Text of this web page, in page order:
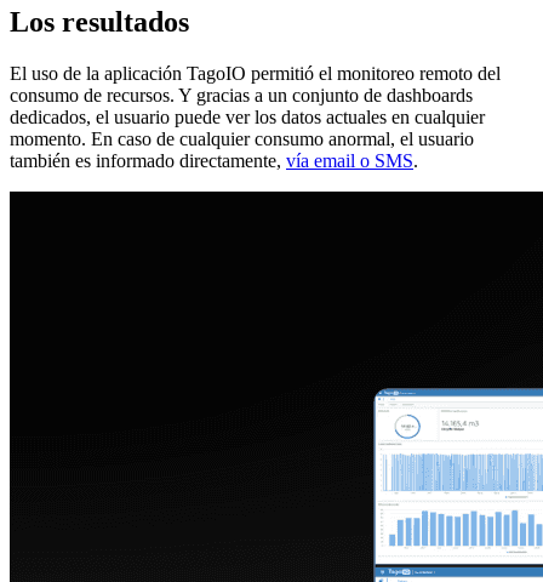
Los resultados
El uso de la aplicación TagoIO permitió el monitoreo remoto del
consumo de recursos. Y gracias a un conjunto de dashboards
dedicados, el usuario puede ver los datos actuales en cualquier
momento. En caso de cualquier consumo anormal, el usuario
también es informado directamente, vía email o SMS.